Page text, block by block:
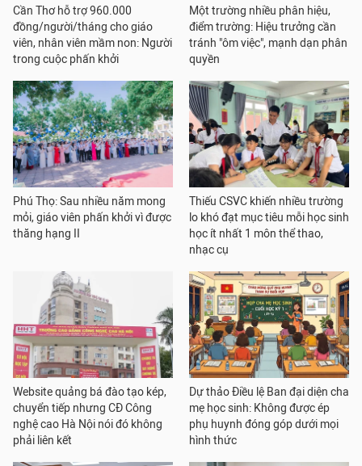
Cần Thơ hỗ trợ 960.000
đồng/người/tháng cho giáo
viên, nhân viên mầm non: Người
trong cuộc phấn khởi
Một trường nhiều phân hiệu,
điểm trường: Hiệu trưởng cần
tránh "ôm việc", mạnh dạn phân
quyền
Phú Thọ: Sau nhiều năm mong
mỏi, giáo viên phấn khởi vì được
thăng hạng II
Thiếu CSVC khiến nhiều trường
lo khó đạt mục tiêu mỗi học sinh
học ít nhất 1 môn thể thao,
nhạc cụ
Website quảng bá đào tạo kép,
chuyển tiếp nhưng CĐ Công
nghệ cao Hà Nội nói đó không
phải liên kết
Dự thảo Điều lệ Ban đại diện cha
mẹ học sinh: Không được ép
phụ huynh đóng góp dưới mọi
hình thức